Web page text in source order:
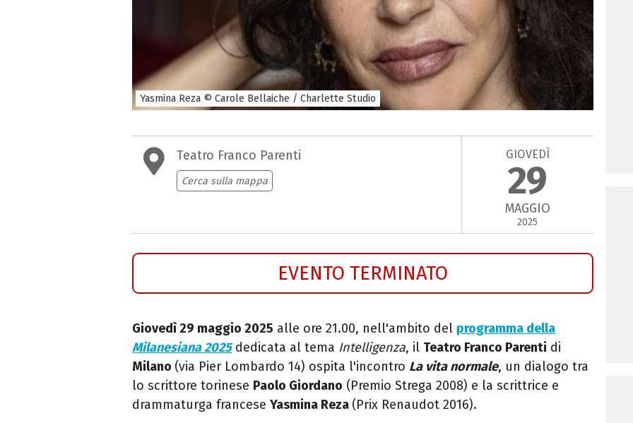
Yasmina Reza © Carole Bellaiche / Charlette Studio
Teatro Franco Parenti
Cerca sulla mappa
GIOVEDÌ
29
MAGGIO
2025
EVENTO TERMINATO
Giovedì 29 maggio 2025 alle ore 21.00, nell'ambito del programma della
Milanesiana 2025dedicata al tema Intelligenza, il Teatro Franco Parenti di
Milano (via Pier Lombardo 14) ospita l'incontro La vita normale, un dialogo tra
lo scrittore torinese Paolo Giordano (Premio Strega 2008) e la scrittrice e
drammaturga francese Yasmina Reza (Prix Renaudot 2016).